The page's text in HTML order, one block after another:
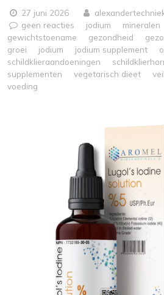
27 juni 2026
geen reacties
jodium mineralen
gewichtstoename
gezondheid
groei
jodium jodium supplement
schildklieraandoeningen
supplementen
vegetarisch dieet
voeding